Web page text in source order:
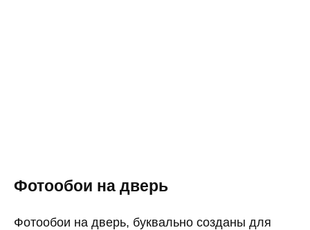
Фотообои на дверь
Фотообои на дверь, буквально созданы для